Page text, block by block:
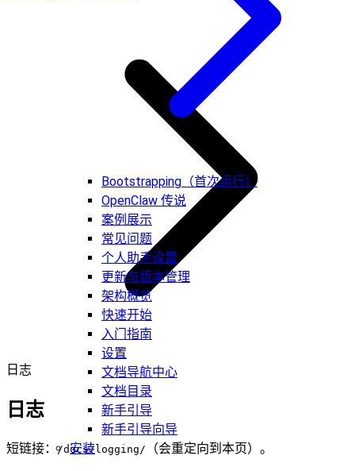
Bootstrapping（首次运行）
OpenClaw 传说
案例展示
常见问题
个人助手设置
更新与版本管理
架构概览
快速开始
入门指南
设置
文档导航中心
文档目录
新手引导
新手引导向导
安装
日志
日志
短链接：/docs/logging/ （会重定向到本页）。